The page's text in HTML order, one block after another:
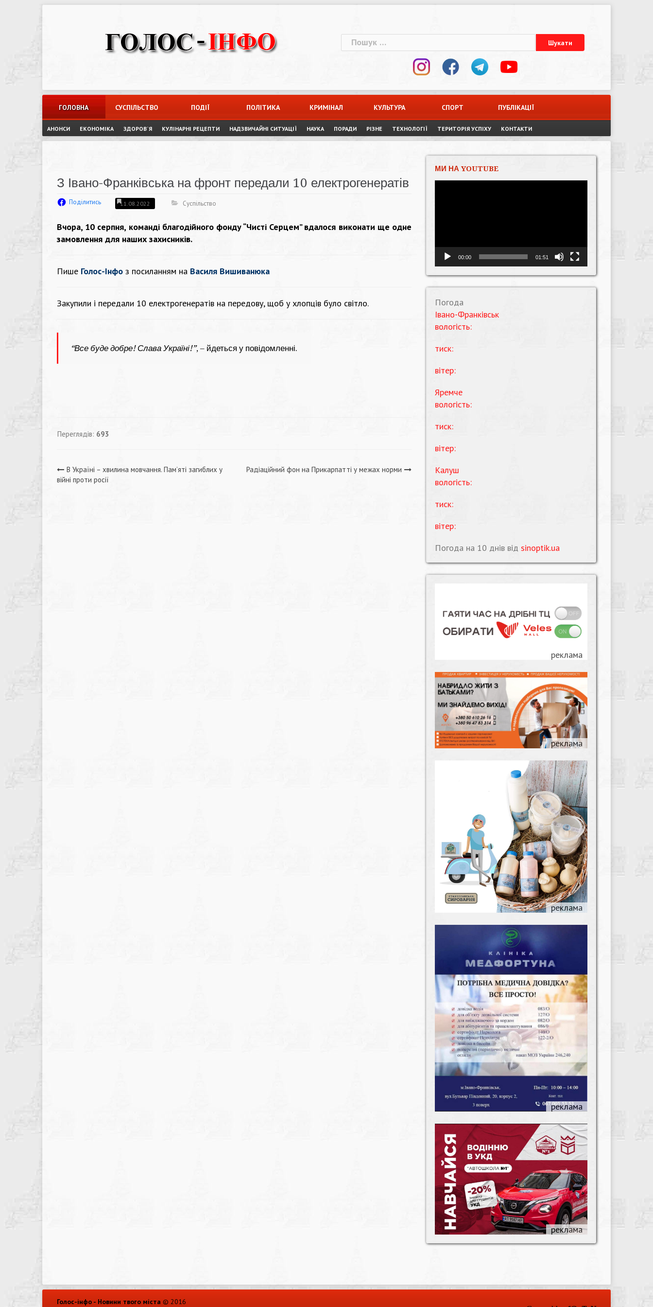
Пошук:
ГОЛОВНА СУСПІЛЬСТВО ПОДІЇ ПОЛІТИКА КРИМІНАЛ КУЛЬТУРА СПОРТ ПУБЛІКАЦІЇ
АНОНСИ ЕКОНОМІКА ЗДОРОВ`Я КУЛІНАРНІ РЕЦЕПТИ НАДЗВИЧАЙНІ СИТУАЦІЇ НАУКА ПОРАДИ РІЗНЕ ТЕХНОЛОГІЇ ТЕРИТОРІЯ УСПІХУ КОНТАКТИ
З Івано-Франківська на фронт передали 10 електрогенератів
Поділитись 11.08.2022 Суспільство
Вчора, 10 серпня, команді благодійного фонду “Чисті Серцем” вдалося виконати ще одне
замовлення для наших захисників.
Пише Голос-Інфо з посиланням на Василя Вишиванюка
Закупили і передали 10 електрогенератів на передову, щоб у хлопців було світло.
“Все буде добре! Слава Україні!”, – йдеться у повідомленні.
Переглядів: 693
Навігація
В Україні – хвилина мовчання. Пам’яті загиблих у
війні проти росії
Радіаційний фон на Прикарпатті у межах норми
МИ НА YOUTUBE
00:00 01:51
Погода
Івано-Франківськ
вологість:
тиск:
вітер:
Яремче
вологість:
тиск:
вітер:
Калуш
вологість:
тиск:
вітер:
Погода на 10 днів від sinoptik.ua
Голос-інфо - Новини твого міста © 2016